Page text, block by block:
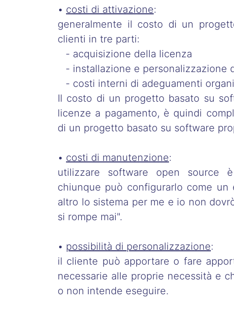
• costi di attivazione:
generalmente il costo di un
clienti in tre parti:
- acquisizione della licenza
- installazione e personalizzazione
- costi interni di adeguamenti
Il costo di un progetto basato su
licenze a pagamento, è quindi
di un progetto basato su software
• costi di manutenzione:
utilizzare software open source
chiunque può configurarlo come un
altro lo sistema per me e io non
si rompe mai".
• possibilità di personalizzazione:
il cliente può apportare o fare
necessarie alle proprie necessità e
o non intende eseguire.